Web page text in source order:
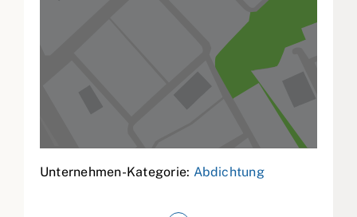
Unternehmen-Kategorie: Abdichtung